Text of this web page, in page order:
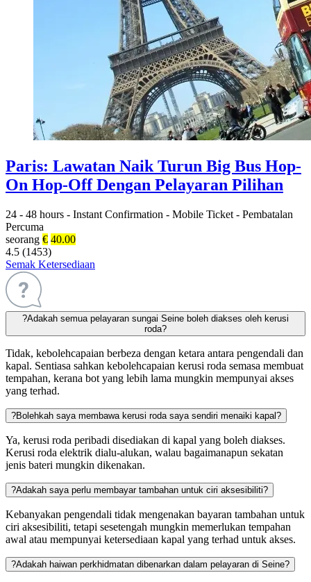
Paris: Lawatan Naik Turun Big Bus Hop-
On Hop-Off Dengan Pelayaran Pilihan
24 - 48 hours - Instant Confirmation - Mobile Ticket - Pembatalan
Percuma
seorang € 40.00
4.5 (1453)
Semak Ketersediaan
?Adakah semua pelayaran sungai Seine boleh diakses oleh kerusi
roda?
Tidak, kebolehcapaian berbeza dengan ketara antara pengendali dan
kapal. Sentiasa sahkan kebolehcapaian kerusi roda semasa membuat
tempahan, kerana bot yang lebih lama mungkin mempunyai akses
yang terhad.
?Bolehkah saya membawa kerusi roda saya sendiri menaiki kapal?
Ya, kerusi roda peribadi disediakan di kapal yang boleh diakses.
Kerusi roda elektrik dialu-alukan, walau bagaimanapun sekatan
jenis bateri mungkin dikenakan.
?Adakah saya perlu membayar tambahan untuk ciri aksesibiliti?
Kebanyakan pengendali tidak mengenakan bayaran tambahan untuk
ciri aksesibiliti, tetapi sesetengah mungkin memerlukan tempahan
awal atau mempunyai ketersediaan kapal yang terhad untuk akses.
?Adakah haiwan perkhidmatan dibenarkan dalam pelayaran di Seine?